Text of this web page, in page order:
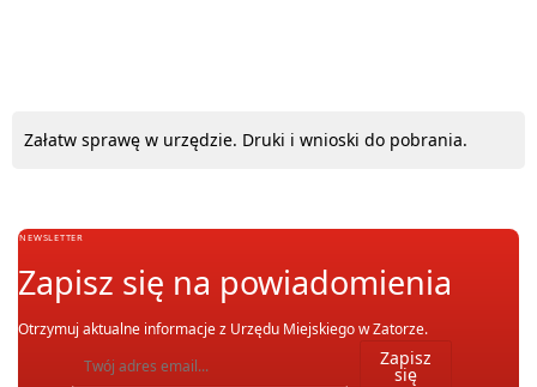
Załatw sprawę w urzędzie. Druki i wnioski do pobrania.
NEWSLETTER
Zapisz się na powiadomienia
Otrzymuj aktualne informacje z Urzędu Miejskiego w Zatorze.
Zapisz
się